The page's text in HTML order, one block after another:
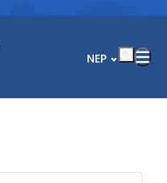
भाषा चयन गर्नुहोस्
NEP